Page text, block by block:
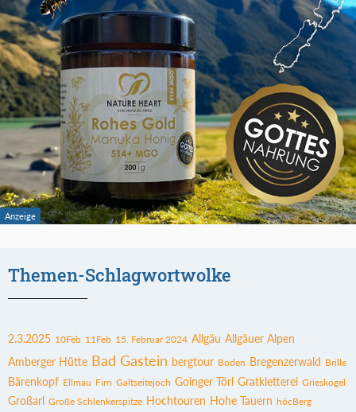
Themen-Schlagwortwolke
2.3.2025 10Feb 11Feb 15. Februar 2024 Allgäu Allgäuer Alpen
Amberger Hütte Bad Gastein bergtour Boden Bregenzerwald Brille
Bärenkopf Ellmau Firn Galtseitejoch Goinger Törl Gratkletterei Grieskogel
Großarl Große Schlenkerspitze Hochtouren Hohe Tauern höcBerg